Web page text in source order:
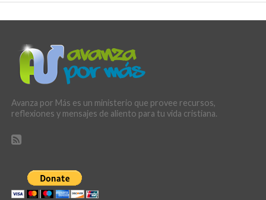
Avanza por Más es un ministerio que provee recursos,
reflexiones y mensajes de aliento para tu vida cristiana.